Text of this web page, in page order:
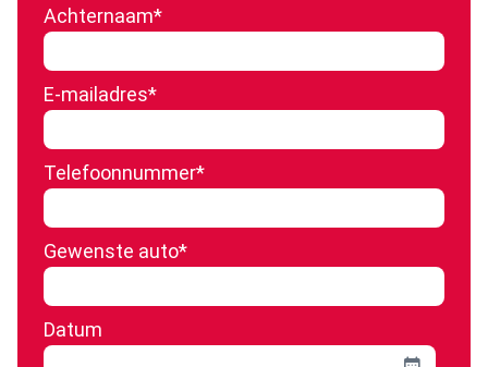
Achternaam*
E-mailadres*
Telefoonnummer*
Gewenste auto*
Datum